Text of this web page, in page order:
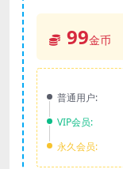
99金币
普通用户:
VIP会员:
永久会员: